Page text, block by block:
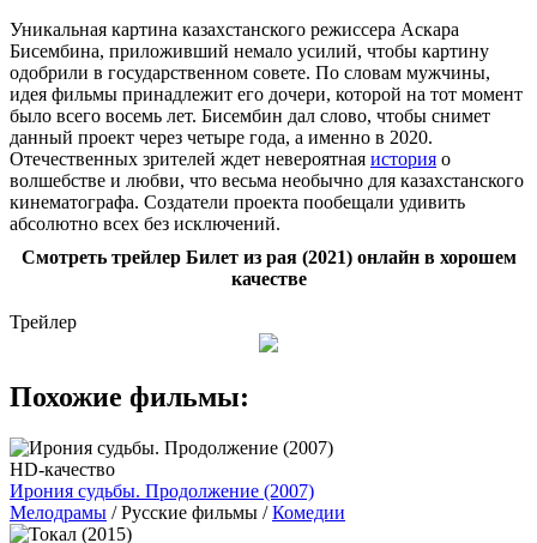
Уникальная картина казахстанского режиссера Аскара
Бисембина, приложивший немало усилий, чтобы картину
одобрили в государственном совете. По словам мужчины,
идея фильмы принадлежит его дочери, которой на тот момент
было всего восемь лет. Бисембин дал слово, чтобы снимет
данный проект через четыре года, а именно в 2020.
Отечественных зрителей ждет невероятная история о
волшебстве и любви, что весьма необычно для казахстанского
кинематографа. Создатели проекта пообещали удивить
абсолютно всех без исключений.
Смотреть трейлер Билет из рая (2021) онлайн в хорошем
качестве
Трейлер
Похожие фильмы:
HD-качество
Ирония судьбы. Продолжение (2007)
Мелодрамы / Русские фильмы /Комедии